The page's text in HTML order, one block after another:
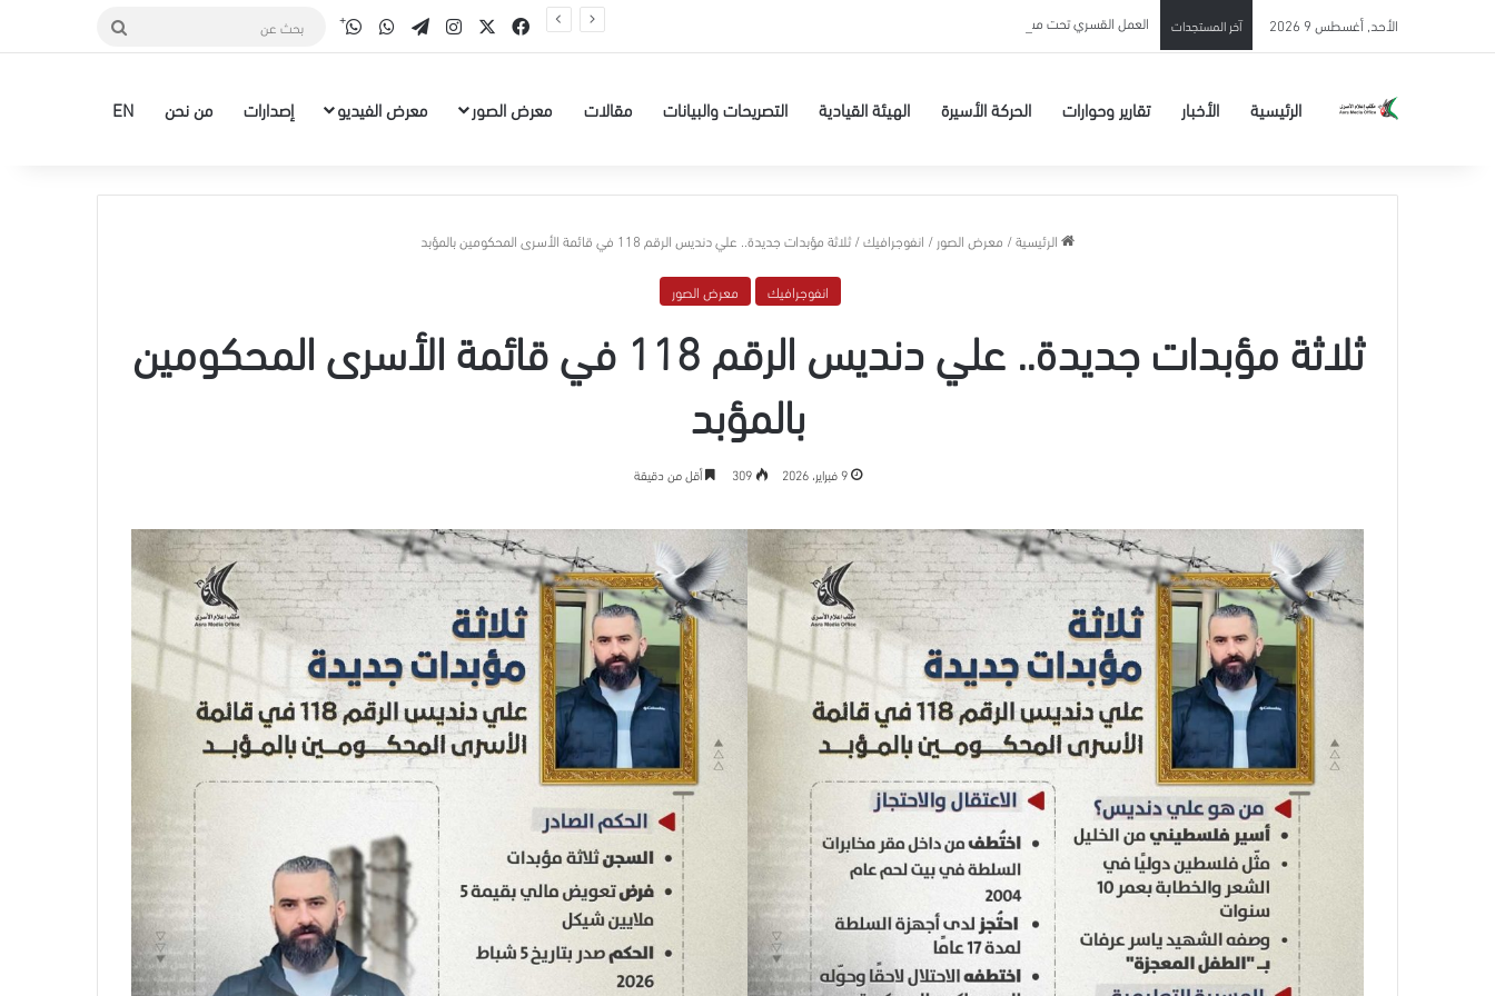
الأحد, أغسطس 9 2026 آخر المستجدات العمل القسري تحت مسمى “خدمة الجمهور”.. وجه آخر لعقوبات الاحتلال فيسبوك انستقرام
تيلقرامواتسابقناة الواتس أب
بحث
الرئيسية الأخبار تقارير وحوارات الحركة الأسيرة الهيئة القيادية التصريحات والبيانات مقالات معرض الصور معرض الفيديو إصدارات من نحن EN
الرئيسية/ معرض الصور / انفوجرافيك/ ثلاثة مؤبدات جديدة.. علي دنديس الرقم 118 في قائمة الأسرى المحكومين بالمؤبد
انفوجرافيك معرض الصور
ثلاثة مؤبدات جديدة.. علي دنديس الرقم 118 في قائمة الأسرى المحكومين
بالمؤبد
9 فبراير، 2026 309 أقل من دقيقة